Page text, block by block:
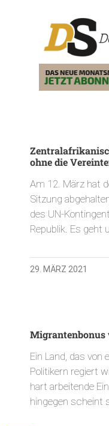
ohne die
Am 12. März hat
Sitzung
des UN-
Republik. Es geht
29. MÄRZ 2021
Migrantenbonus
Ein Land, das von
Politikern regiert
hart arbeitende
hingegen scheint